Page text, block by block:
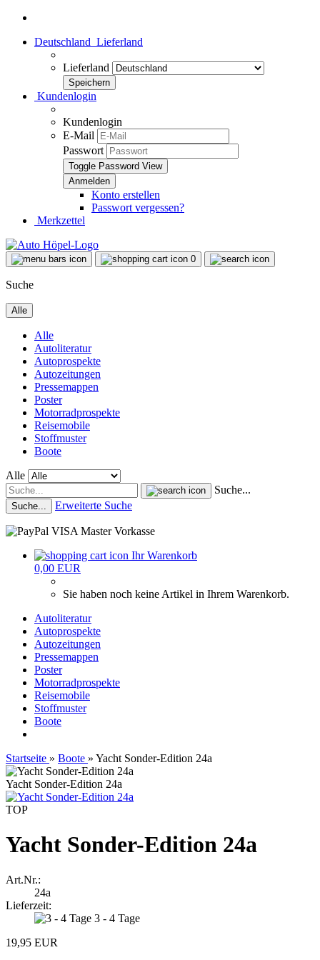
Deutschland Lieferland
Lieferland
Kundenlogin
Kundenlogin
E-Mail
Passwort
Toggle Password View
Konto erstellen
Passwort vergessen?
Merkzettel
0
Suche
Alle
Alle
Autoliteratur
Autoprospekte
Autozeitungen
Pressemappen
Poster
Motorradprospekte
Reisemobile
Stoffmuster
Boote
Alle
Suche...
Suche... Erweiterte Suche
Ihr Warenkorb
0,00 EUR
Sie haben noch keine Artikel in Ihrem Warenkorb.
Autoliteratur
Autoprospekte
Autozeitungen
Pressemappen
Poster
Motorradprospekte
Reisemobile
Stoffmuster
Boote
Startseite » Boote » Yacht Sonder-Edition 24a
Yacht Sonder-Edition 24a
TOP
Yacht Sonder-Edition 24a
Art.Nr.:
24a
Lieferzeit:
3 - 4 Tage
19,95 EUR